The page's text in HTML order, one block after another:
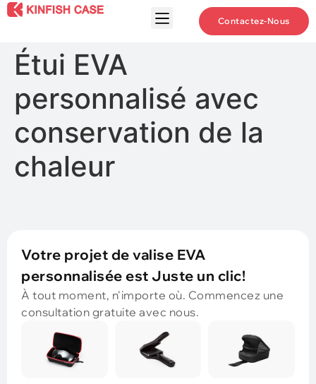
Contactez-Nous
Étui EVA
personnalisé avec
conservation de la
chaleur
Votre projet de valise EVA
personnalisée est Juste un clic!
À tout moment, n'importe où. Commencez une
consultation gratuite avec nous.